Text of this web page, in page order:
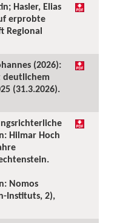
Hasler, Elias
erprobte
Regional
(2026):
deutlichem
(31.3.2026).
Hilmar Hoch
Nomos
Instituts, 2),